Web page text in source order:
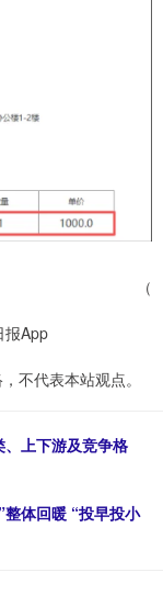
（
报App
不代表本站观点。
上下游及竞争格
体回暖 “投早投小